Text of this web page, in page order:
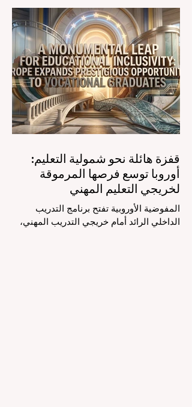
الفصول الدراسية في جميع أنحاء العالم، وهو
أمر يثير اهتماماً كبيراً في الأوساط الأكاديمية
العربية التي تسعى للريادة. إن الدمج السريع
لمساعدي #الذكاء_الاصطناعي المتخصصين
والمصممين خصيصاً للمعلمين يُحدث ثورة
حقيقية في مهنة التدريس. ومن خلال الأتمتة
الناجحة للمهام الإدارية التي تستغرق وقتاً
طويلاً، تبشر هذه الأدوات المتقدمة بعصر
قفزة هائلة نحو شمولية التعليم:
أوروبا توسع فرصها المرموقة
لخريجي التعليم المهني
المفوضية الأوروبية تفتح برنامج التدريب
الداخلي الرائد أمام خريجي التدريب المهني،